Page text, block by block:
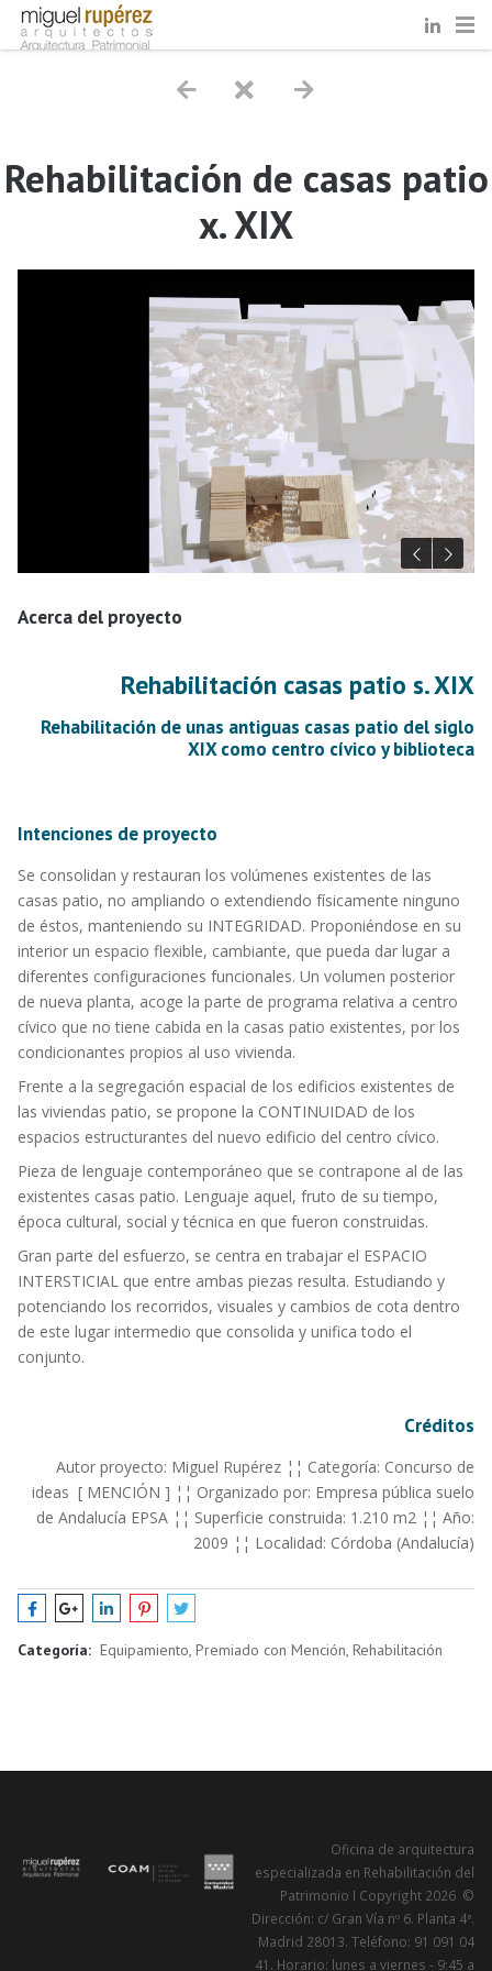
Rehabilitación de casas patio
x. XIX
Acerca del proyecto
Rehabilitación casas patio s. XIX
Rehabilitación de unas antiguas casas patio del siglo
XIX como centro cívico y biblioteca
Intenciones de proyecto
Se consolidan y restauran los volúmenes existentes de las
casas patio, no ampliando o extendiendo físicamente ninguno
de éstos, manteniendo su INTEGRIDAD. Proponiéndose en su
interior un espacio flexible, cambiante, que pueda dar lugar a
diferentes configuraciones funcionales. Un volumen posterior
de nueva planta, acoge la parte de programa relativa a centro
cívico que no tiene cabida en la casas patio existentes, por los
condicionantes propios al uso vivienda.
Frente a la segregación espacial de los edificios existentes de
las viviendas patio, se propone la CONTINUIDAD de los
espacios estructurantes del nuevo edificio del centro cívico.
Pieza de lenguaje contemporáneo que se contrapone al de las
existentes casas patio. Lenguaje aquel, fruto de su tiempo,
época cultural, social y técnica en que fueron construidas.
Gran parte del esfuerzo, se centra en trabajar el ESPACIO
INTERSTICIAL que entre ambas piezas resulta. Estudiando y
potenciando los recorridos, visuales y cambios de cota dentro
de este lugar intermedio que consolida y unifica todo el
conjunto.
Créditos
Autor proyecto: Miguel Rupérez ¦¦ Categoría: Concurso de
ideas [ MENCIÓN ] ¦¦ Organizado por: Empresa pública suelo
de Andalucía EPSA ¦¦ Superficie construida: 1.210 m2 ¦¦ Año:
2009 ¦¦ Localidad: Córdoba (Andalucía)
Categoría: Equipamiento, Premiado con Mención, Rehabilitación
Oficina de arquitectura
especializada en Rehabilitación del
Patrimonio I Copyright 2026 ©
Dirección: c/ Gran Vía nº 6. Planta 4ª.
Madrid 28013. Teléfono: 91 091 04
41. Horario: lunes a viernes - 9:45 a